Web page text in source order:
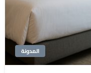
المدونة